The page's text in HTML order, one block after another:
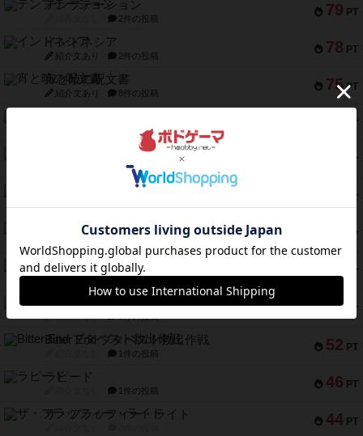
79 PT
テンプテーション
2件の投稿
78 PT
インドネシア
紹介文あり 2件の投稿
75 PT
宵と暁の呪文書
紹介文あり 8件の投稿
PT
9件の投稿
PT
1件の投稿
PT
PT
スペクタキュラー
PT
スモールワールド
紹介文あり 13件の投稿
58 PT
52 PT
Bitter End ブタペスト救出作戦
1件の投稿
46 PT
ラピード
1件の投稿
44 PT
ザ・フラッフィー・ライト